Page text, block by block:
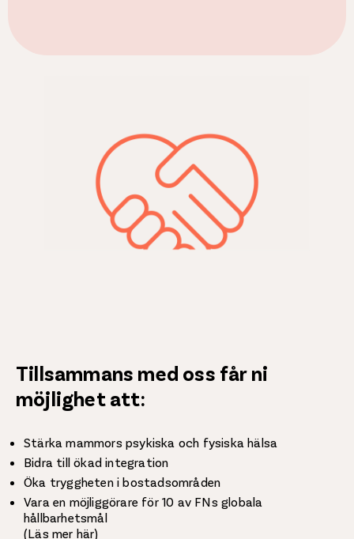
Tillsammans med oss får ni
möjlighet att:
Stärka mammors psykiska och fysiska hälsa
Bidra till ökad integration
Öka tryggheten i bostadsområden
Vara en möjliggörare för 10 av FNs globala
hållbarhetsmål
(Läs mer här)